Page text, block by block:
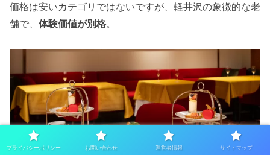
価格は安いカテゴリではないですが、軽井沢の象徴的な老
舗で、 体験価値が別格。
プライバシーポリシー お問い合わせ 運営者情報 サイトマップ